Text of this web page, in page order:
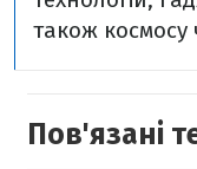
також космосу
Пов'язані